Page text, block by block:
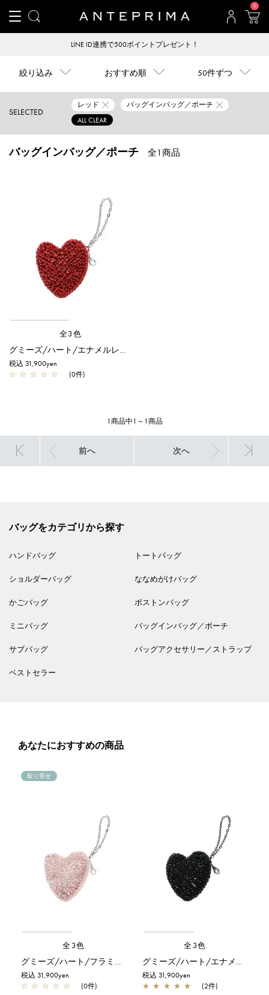
0
LINE ID連携で500ポイントプレゼント！
絞り込み おすすめ順 50件ずつ
SELECTED
レッド
バッグインバッグ／ポーチ
ALL CLEAR
バッグインバッグ／ポーチ 全1商品
全3色
グミーズ/ハート/エナメルレッド
税込 31,900yen
☆ ☆ ☆ ☆ ☆ (0件)
1商品中1～1商品
前へ 次へ
バッグをカテゴリから探す
ハンドバッグ トートバッグ
ショルダーバッグ ななめがけバッグ
かごバッグ ボストンバッグ
ミニバッグ バッグインバッグ／ポーチ
サブバッグ バッグアクセサリー／ストラップ
ベストセラー
あなたにおすすめの商品
取り寄せ
全3色
グミーズ/ハート/フラミンゴシルバー
税込 31,900yen
☆ ☆ ☆ ☆ ☆ (0件)
全3色
グミーズ/ハート/エナメルブラック
税込 31,900yen
★ ★ ★ ★ ★ (2件)